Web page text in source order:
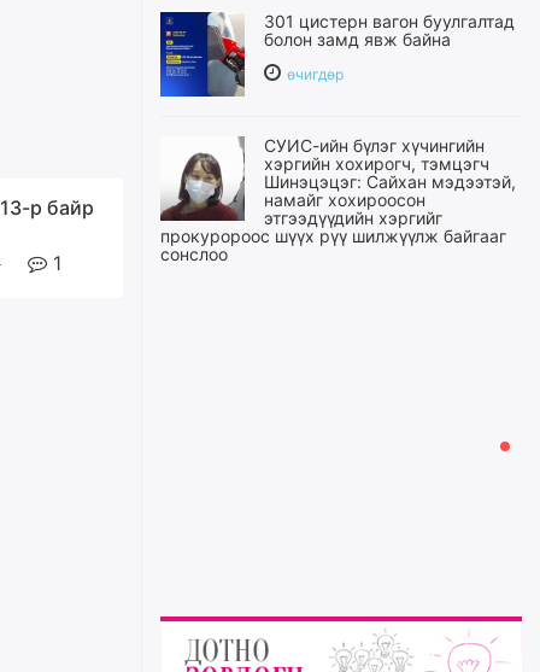
р байр
1
301 цистерн вагон буулгалтад
болон замд явж байна
өчигдѳр
СУИС-ийн бүлэг хүчингийн
хэргийн хохирогч, тэмцэгч
Шинэцэцэг: Сайхан мэдээтэй,
намайг хохироосон
этгээдүүдийн хэргийг
прокуророос шүүх рүү шилжүүлж байгааг
сонслоо
Ц.Сандаг-Очир: COP17 ба